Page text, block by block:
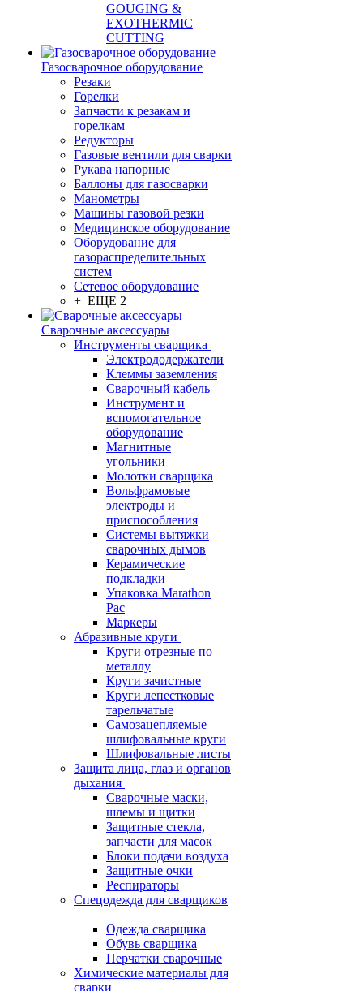
GOUGING &
EXOTHERMIC
CUTTING
Газосварочное оборудование
Резаки
Горелки
Запчасти к резакам и
горелкам
Редукторы
Газовые вентили для сварки
Рукава напорные
Баллоны для газосварки
Манометры
Машины газовой резки
Медицинское оборудование
Оборудование для
газораспределительных
систем
Сетевое оборудование
+ ЕЩЕ 2
Сварочные аксессуары
Инструменты сварщика
Электрододержатели
Клеммы заземления
Сварочный кабель
Инструмент и
вспомогательное
оборудование
Магнитные
угольники
Молотки сварщика
Вольфрамовые
электроды и
приспособления
Системы вытяжки
сварочных дымов
Керамические
подкладки
Упаковка Marathon
Pac
Маркеры
Абразивные круги
Круги отрезные по
металлу
Круги зачистные
Круги лепестковые
тарельчатые
Самозацепляемые
шлифовальные круги
Шлифовальные листы
Защита лица, глаз и органов
дыхания
Сварочные маски,
шлемы и щитки
Защитные стекла,
запчасти для масок
Блоки подачи воздуха
Защитные очки
Респираторы
Спецодежда для сварщиков
Одежда сварщика
Обувь сварщика
Перчатки сварочные
Химические материалы для
сварки